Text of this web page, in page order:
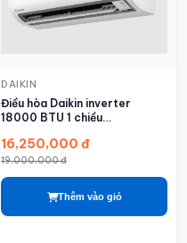
DAIKIN
Điều hòa Daikin inverter
18000 BTU 1 chiều
16,250,000 đ
19,000,000 đ
Thêm vào giỏ